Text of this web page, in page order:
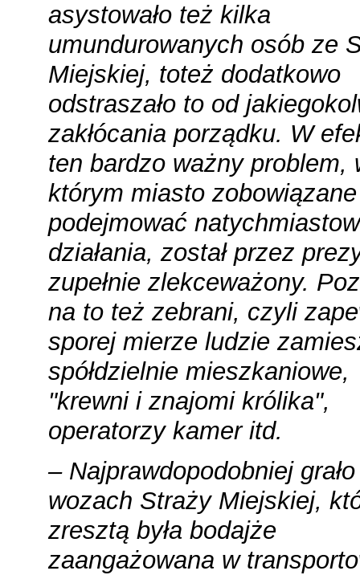
asystowało też kilka
umundurowanych osób ze
Miejskiej, toteż dodatkowo
odstraszało to od
zakłócania porządku. W
ten bardzo ważny problem,
którym miasto
podejmować
działania, został przez
zupełnie zlekceważony.
na to też zebrani, czyli
sporej mierze ludzie
spółdzielnie mieszkaniowe,
"krewni i znajomi królika",
operatorzy kamer itd.
– Najprawdopodobniej
wozach Straży Miejskiej,
zresztą była bodajże
zaangażowana w